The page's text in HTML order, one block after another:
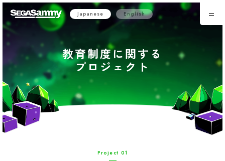
Japanese English
教育制度に関する
プロジェクト
Project 01